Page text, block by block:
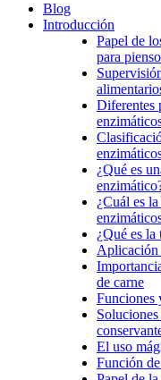
Blog
Introducción
Papel de
para
Diferentes
¿Qué es
¿Cuál es
¿Qué es la
Aplicación
de carne
Funciones
El uso
Función